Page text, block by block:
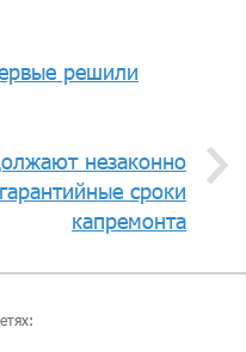
решили
незаконно
сроки
капремонта